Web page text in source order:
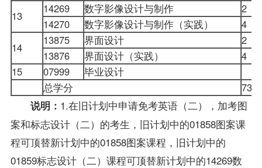
13
14269 数字影像设计与制作
2
14270
数字影像设计与制作（实践）
4
14
13875 界面设计
2
13876
界面设计（实践）
4
15
07999
毕业设计
总学分
73
说明： 1.在旧计划中申请免考英语（二），加考图
案和标志设计（二）的考生，旧计划中的01858图案课
程可顶替新计划中的01858图案课程，旧计划中的
01859标志设计（二）课程可顶替新计划中的14269数